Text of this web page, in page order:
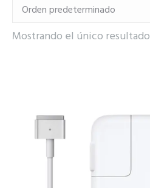
Mostrando el único resultado